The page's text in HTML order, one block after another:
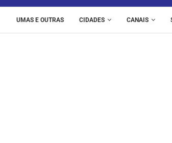
UMAS E OUTRAS CIDADES CANAIS